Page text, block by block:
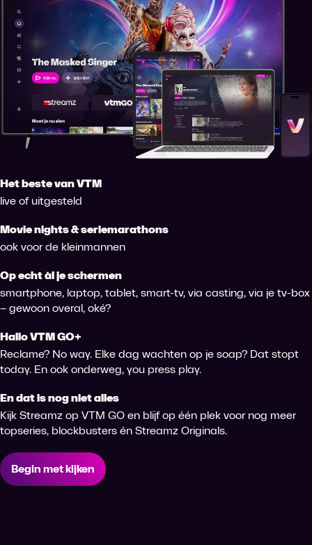
Het beste van VTM
live of uitgesteld
Movie nights & seriemarathons
ook voor de kleinmannen
Op echt àl je schermen
smartphone, laptop, tablet, smart-tv, via casting, via je tv-box
– gewoon overal, oké?
Hallo VTM GO+
Reclame? No way. Elke dag wachten op je soap? Dat stopt
today. En ook onderweg, you press play.
En dat is nog niet alles
Kijk Streamz op VTM GO en blijf op één plek voor nog meer
topseries, blockbusters én Streamz Originals.
Begin met kijken